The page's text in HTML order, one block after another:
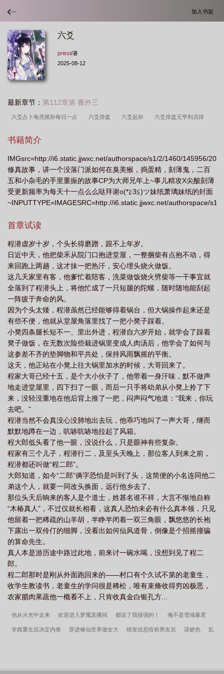
加入书架
六爻
priest/著
2025-08-12
最新章节： 第112章第 番外三
六爻占卜龟壳摇卦每日一占 六爻排盘 六爻起卦 六爻排盘元亨利贞排
在线排盘元亨利贞
盘 六爻解卦 六爻排盘(免费版) 六爻排盘元亨利贞 六爻起卦方法详
解 六爻占卜 六爻排盘宝 六爻占卜一事一占 六爻占卜每日一卦免
费 六爻如何起卦 六爻免费解卦 六爻在线起卦 六爻龟壳每日一卦免
费 六爻元亨利贞网在线排盘系统 六爻八卦每日免费一占 六爻占卜每日一
书籍简介
IMGsrc=http://i6.static.jjwxc.net/authorspace/s1/2/1460/145956/
修真故事，讲一个没落门派如何在臭美猴，捣蛋精，刻薄鬼，二百
五和小杂毛的手里重振的故事CP为大师兄年上~事儿精攻X尖酸刻薄
受更新频率为每天十一点么么哒拜谢o(*≧3≦)ツ妹纸萧璃妹纸的封面
~INPUTTYPE=IMAGESRC=http://i6.static.jjwxc.net/authorspace/
评送分，独家发布谢绝转载，请转载的诸位尽快撤文了，谢谢，再
首章试读
程潜虚岁十岁，个头长得磨蹭，跟不上年岁。
日近中天，他把柴禾从院门口抱进堂屋，一整捆柴有点抱不动，得
来回跑上两趟，这才抹一把热汗，安心埋头烧火做饭。
这几天家里有客，他爹忙着陪客，洗菜做饭烧火劈柴等一干事宜就
全落到了程潜头上，将他忙成了一只短腿的陀螺，随时随地能刮起
一阵疲于奔命的风。
因为个头太矮，程潜虽然已经能够得着锅台，但大锅操作起来还是
有些不便，他就从堂屋角落里找了一把小凳子踩着。
小凳四条腿长短不一、里出外进，程潜自六岁开始，就学会了踩着
凳子做饭，在无数次险些栽进锅里变成人肉汤后，他学会了如何与
这参差不齐的垫脚物和平共处，保持风雨飘摇的平衡。
这天，他正站在小凳上往大锅里加水的时候，大哥回来了。
程家大哥已经十五，是个大小伙子了，他带着一身汗味，默不做声
地走进堂屋里，四下扫了一眼，而后一只手将幼弟从小凳上拎了下
来，没轻没重地在他后背上推了一把，闷声闷气地道：“我来，你玩
去吧。”
程潜当然不会真没心没肺地出去玩，他乖巧地叫了一声大哥，继而
默默地蹲在一边，吭哧吭哧地拉起了风箱。
程大郎低头看了他一眼，没说什么，只是眼神有些复杂。
程家有三个儿子，程潜行二，及至头天晚上，那位客人到来之前，
程潜都还叫做“程二郎”。
大郎知道，如今“二郎”俩字恐怕是叫到了头，这简便的小名连同他二
弟这个人，就要一同改头换面，远行他乡去了。
那位头天后晌来的客人是个道士，姓甚名谁不祥，大言不惭地自称
“木椿真人”，不过仅就长相看，这真人恐怕未必有什么真本领，只见
他留着一把稀疏的山羊胡，半睁半闭着一双三角眼，飘悠悠的长袍
下露出一双伶仃的细脚，没看出如何仙风道骨，倒像是个招摇撞骗
的算命先生。
真人本是游历途中路过此地，前来讨一碗水喝，没想到见了程二
郎。
程二郎那时是刚从外面跑回来的——村口有个久试不第的老童生，
收学生教读书，老童生的学问很是稀松，唯有束脩收得穷凶极恶，
农家腊肉果蔬他一概看不上，只肯收真金白银孔方...
他从火光中走来 欢迎进入梦魇直播间 都说了我很强的！ 俺不是雪域暴君
非酋重生后决定内卷 穿进修仙世界做女大 错发信息给前男友后 误娇色 乱